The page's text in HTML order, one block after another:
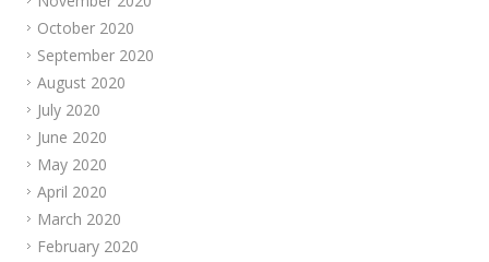
October 2020
September 2020
August 2020
July 2020
June 2020
May 2020
April 2020
March 2020
February 2020